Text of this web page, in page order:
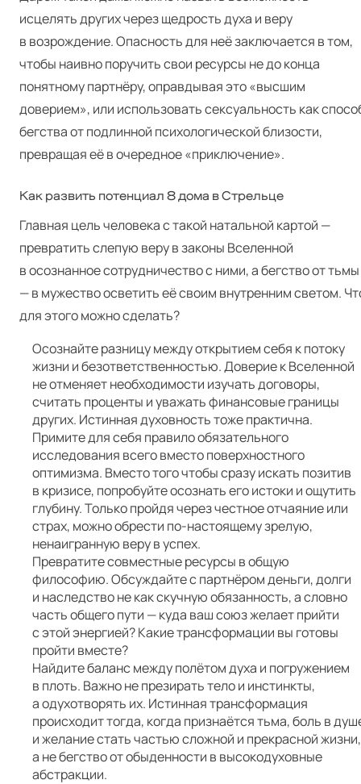
исцелять других через щедрость духа и веру
в возрождение. Опасность для неё заключается в том,
чтобы наивно поручить свои ресурсы не до конца
понятному партнёру, оправдывая это «высшим
доверием», или использовать сексуальность как
бегства от подлинной психологической близости,
превращая её в очередное «приключение».
Как развить потенциал 8 дома в Стрельце
Главная цель человека с такой натальной картой —
превратить слепую веру в законы Вселенной
в осознанное сотрудничество с ними, а бегство от тьмы
— в мужество осветить её своим внутренним светом.
для этого можно сделать?
Осознайте разницу между открытием себя к потоку
жизни и безответственностью. Доверие к Вселенной
не отменяет необходимости изучать договоры,
считать проценты и уважать финансовые границы
других. Истинная духовность тоже практична.
Примите для себя правило обязательного
исследования всего вместо поверхностного
оптимизма. Вместо того чтобы сразу искать позитив
в кризисе, попробуйте осознать его истоки и ощутить
глубину. Только пройдя через честное отчаяние или
страх, можно обрести по-настоящему зрелую,
ненаигранную веру в успех.
Превратите совместные ресурсы в общую
философию. Обсуждайте с партнёром деньги, долги
и наследство не как скучную обязанность, а словно
часть общего пути — куда ваш союз желает прийти
с этой энергией? Какие трансформации вы готовы
пройти вместе?
Найдите баланс между полётом духа и погружением
в плоть. Важно не презирать тело и инстинкты,
а одухотворять их. Истинная трансформация
происходит тогда, когда признаётся тьма, боль в
и желание стать частью сложной и прекрасной жизни,
а не бегство от обыденности в высокодуховные
абстракции.